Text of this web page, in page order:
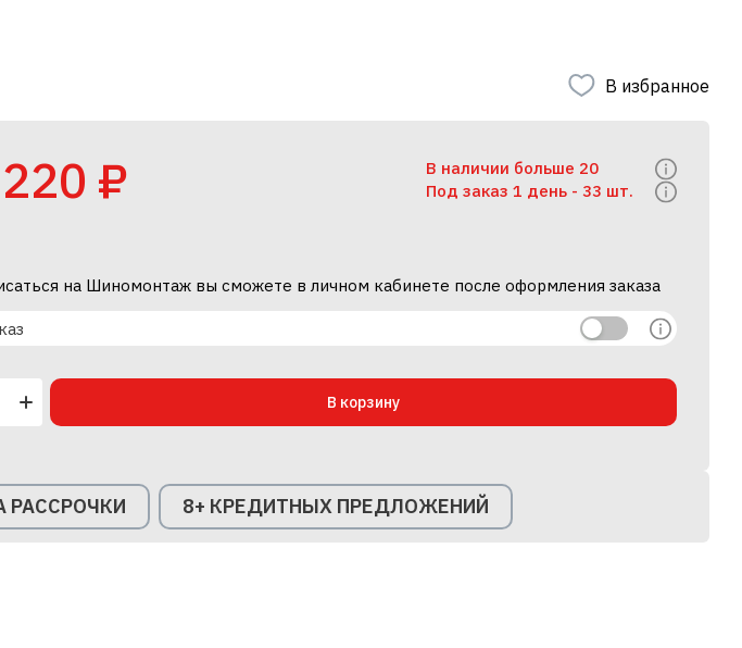
В избранное
₽
В наличии больше 20
Под заказ 1 день - 33 шт.
на Шиномонтаж вы сможете в личном кабинете после оформления заказа
В корзину
РАССРОЧКИ 8+ КРЕДИТНЫХ ПРЕДЛОЖЕНИЙ